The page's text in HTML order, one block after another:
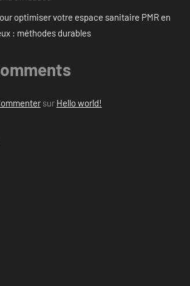
optimiser votre espace sanitaire PMR en
: méthodes durables
sur Hello world!